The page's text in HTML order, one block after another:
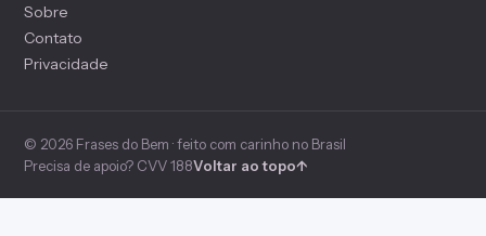
Sobre
Contato
Privacidade
© 2026 Frases do Bem · feito com carinho no Brasil
Precisa de apoio? CVV 188Voltar ao topo↑